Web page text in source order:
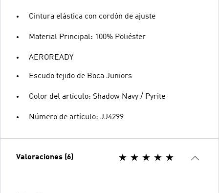
Cintura elástica con cordón de ajuste
Material Principal: 100% Poliéster
AEROREADY
Escudo tejido de Boca Juniors
Color del artículo: Shadow Navy / Pyrite
Número de artículo: JJ4299
Valoraciones (6)